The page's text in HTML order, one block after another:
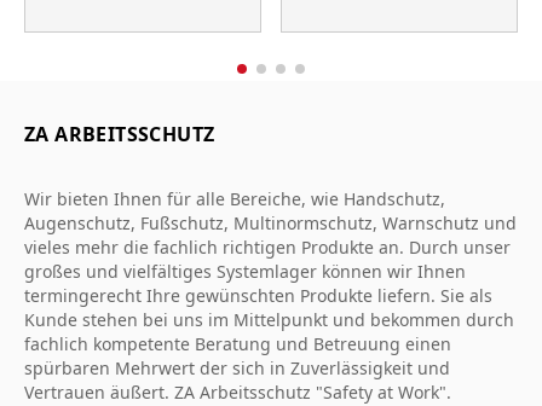
ZA ARBEITSSCHUTZ
Wir bieten Ihnen für alle Bereiche, wie Handschutz,
Augenschutz, Fußschutz, Multinormschutz, Warnschutz und
vieles mehr die fachlich richtigen Produkte an. Durch unser
großes und vielfältiges Systemlager können wir Ihnen
termingerecht Ihre gewünschten Produkte liefern. Sie als
Kunde stehen bei uns im Mittelpunkt und bekommen durch
fachlich kompetente Beratung und Betreuung einen
spürbaren Mehrwert der sich in Zuverlässigkeit und
Vertrauen äußert. ZA Arbeitsschutz "Safety at Work".